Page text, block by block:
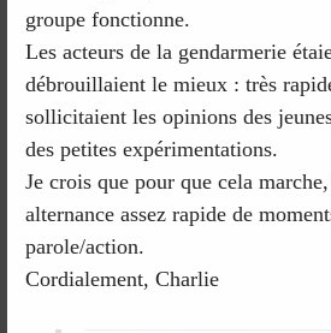
groupe fonctionne.
Les acteurs de la gendarmerie
débrouillaient le mieux : très
sollicitaient les opinions des
des petites expérimentations.
Je crois que pour que cela
alternance assez rapide de
parole/action.
Cordialement, Charlie